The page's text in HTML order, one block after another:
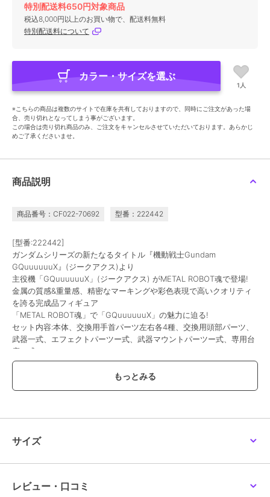
特別配送料650円対象商品
税込8,000円以上のお買い物で、配送料無料
特別配送料について
カラー・サイズを選ぶ
1人
※こちらの商品は複数のサイトで在庫を共有しておりますので、同時にご注文があった場
合、売り切れとなってしまう事がございます。
この場合は売り切れ商品のみ、ご注文をキャンセルさせていただいております。あらかじ
めご了承くださいませ。
商品説明
商品番号：CF022-70692 型番：222442
[型番:222442]
ガンダムシリーズの新たなるタイトル『機動戦士Gundam
GQuuuuuuX』(ジークアクス)より
主役機「GQuuuuuuX」(ジークアクス) がMETAL ROBOT魂で登場!
金属の質感&重量感、精密なマーキングや彩色表現で高いクオリティ
を誇る完成品フィギュア
「METAL ROBOT魂」で「GQuuuuuuX」の魅力に迫る!
セット内容:本体、交換用手首パーツ左右各4種、交換用頭部パーツ、
武器一式、エフェクトパーツー式、武器マウントパーツー式、専用台
座一式
こちらの商品は価格改定を実施させていただきます。
ブランド
サイズ
レビュー・口コミ